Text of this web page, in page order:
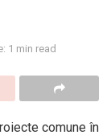
1 min read
comune în